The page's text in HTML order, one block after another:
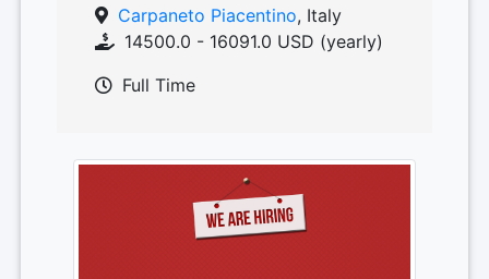
Carpaneto Piacentino, Italy
14500.0 - 16091.0 USD (yearly)
Full Time